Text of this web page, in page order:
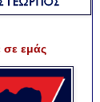
σε εμάς